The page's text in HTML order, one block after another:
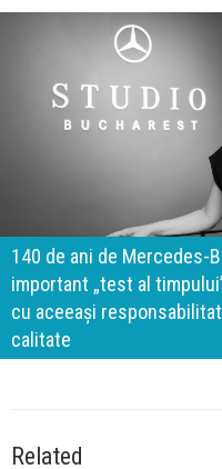
140 de ani de Mercedes-
important „test al
cu aceeași
calitate
Related